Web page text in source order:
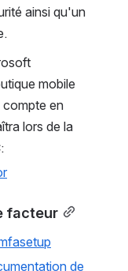
ainsi qu'un
mobile
en
lors de la
facteur
de